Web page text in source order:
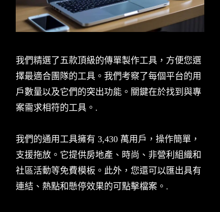
我們精選了五款頂級的傳單製作工具，方便您選
擇最適合團隊的工具。我們考察了每個平台的用
戶數量以及它們的突出功能。關鍵在於找到與專
案需求相符的工具。.
我們的通用工具擁有 3,430 萬用戶，操作簡單，
支援拖放。它提供房地產、時尚、非營利組織和
社區活動等免費模板。此外，您還可以匯出具有
連結、熱點和懸停效果的可點擊檔案。.